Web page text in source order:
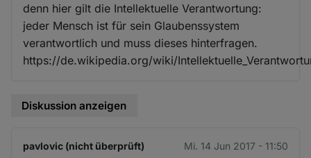
denn hier gilt die Intellektuelle Verantwortung:
jeder Mensch ist für sein Glaubenssystem
verantwortlich und muss dieses hinterfragen.
https://de.wikipedia.org/wiki/
Diskussion anzeigen
pavlovic (nicht überprüft) Mi. 14 Jun 2017 - 11:50